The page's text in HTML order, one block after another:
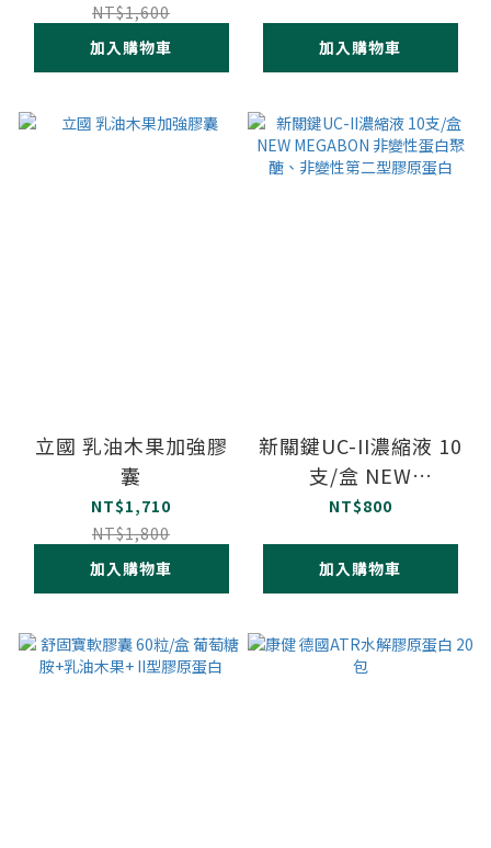
NT$1,600
加入購物車
加入購物車
立國 乳油木果加強膠
囊
NT$1,710
NT$1,800
加入購物車
新關鍵UC-II濃縮液 10
支/盒 NEW
MEGABON 非變性蛋
膠原蛋白
NT$800
加入購物車